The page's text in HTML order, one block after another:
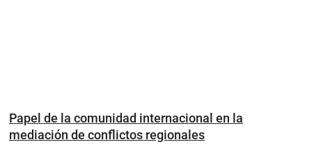
Papel de la comunidad internacional en la
mediación de conflictos regionales